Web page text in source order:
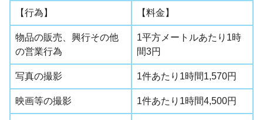
【行為】 【料金】
物品の販売、興行その他
の営業行為
1平方メートルあたり1時
間3円
写真の撮影 1件あたり1時間1,570円
映画等の撮影 1件あたり1時間4,500円